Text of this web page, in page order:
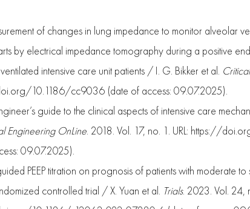
of changes in lung impedance to monitor alveolar
by electrical impedance tomography during a positive
intensive care unit patients / I. G. Bikker et al.
10.1186/cc9036 (date of access: 09.07.2025).
guide to the clinical aspects of intensive care
Engineering OnLine. 2018. Vol. 17, no. 1. URL: https://
09.07.2025).
PEEP titration on prognosis of patients with moderate
controlled trial / X. Yuan et al. Trials. 2023. Vol. 24,